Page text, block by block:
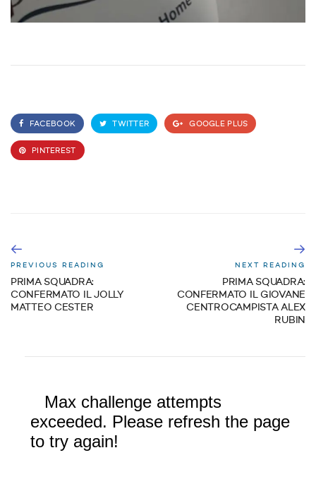
FACEBOOK TWITTER GOOGLE PLUS
PINTEREST
PREVIOUS READING
PRIMA SQUADRA:
CONFERMATO IL JOLLY
MATTEO CESTER
NEXT READING
PRIMA SQUADRA:
CONFERMATO IL GIOVANE
CENTROCAMPISTA ALEX
RUBIN